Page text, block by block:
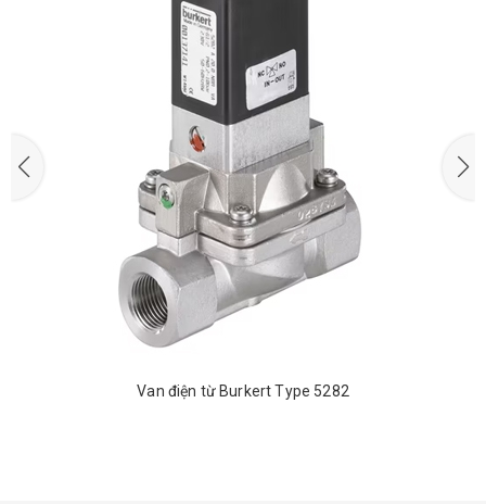
Van điện từ Burkert Type 5282